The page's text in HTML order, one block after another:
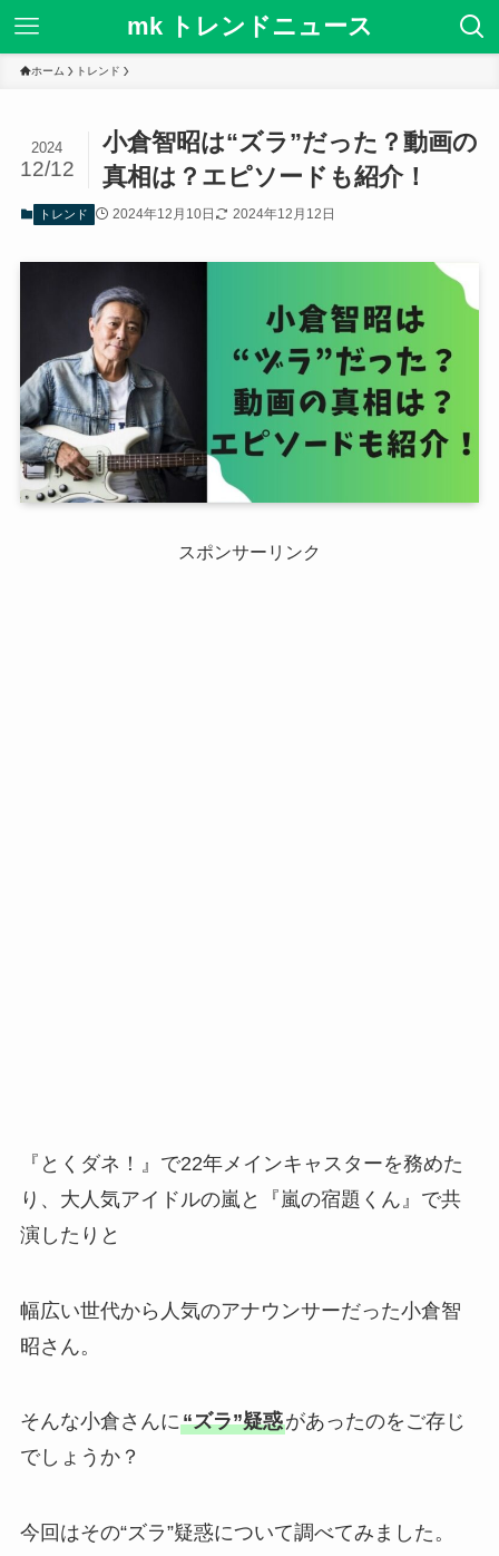
mk トレンドニュース
ホーム トレンド
小倉智昭は“ズラ”だった？動画の
真相は？エピソードも紹介！
2024
12/12
トレンド 2024年12月10日 2024年12月12日
スポンサーリンク
『とくダネ！』で22年メインキャスターを務めた
り、大人気アイドルの嵐と『嵐の宿題くん』で共
演したりと
幅広い世代から人気のアナウンサーだった小倉智
昭さん。
そんな小倉さんに“ズラ”疑惑があったのをご存じ
でしょうか？
今回はその“ズラ”疑惑について調べてみました。